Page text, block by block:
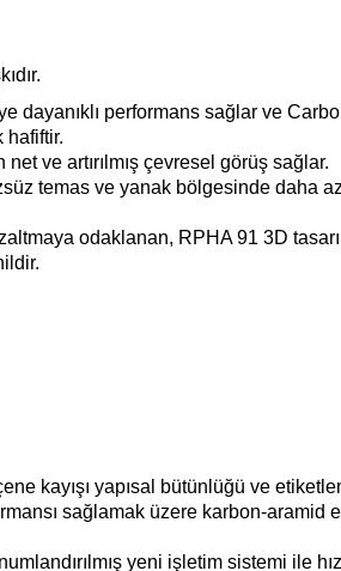
performans sağlar ve
hafiftir.
ve artırılmış çevresel görüş sağlar.
temas ve yanak bölgesinde daha
odaklanan, RPHA 91 3D
kayışı yapısal bütünlüğü ve
sağlamak üzere karbon-aramid
yeni işletim sistemi ile